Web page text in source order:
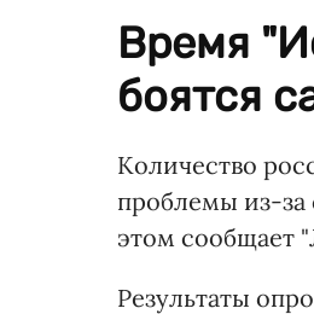
Время
боятся
Количество
проблемы из-за
этом сообщает
Результаты